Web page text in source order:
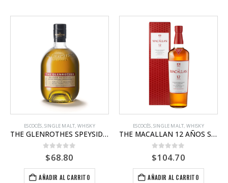
ESCOCÉS,SINGLE MALT, WHISKY
THE GLENROTHES SPEYSIDE MANSE RESERVE
0out of 5
$68.80
AÑADIR AL CARRITO
ESCOCÉS,SINGLE MALT, WHISKY
THE MACALLAN 12 AÑOS SHERRY OAK
0out of 5
$104.70
AÑADIR AL CARRITO